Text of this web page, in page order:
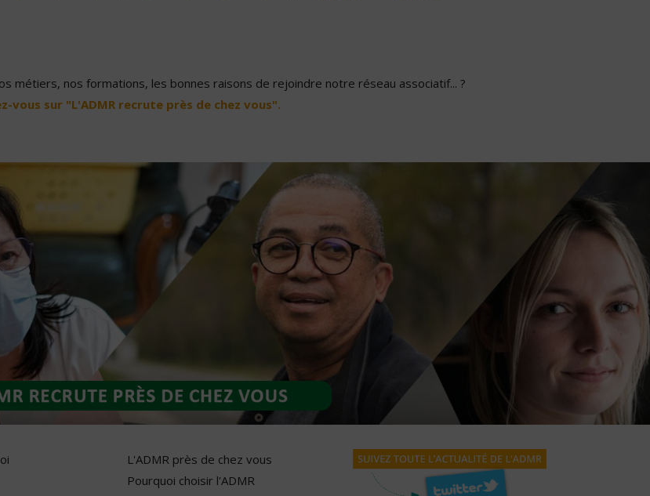
métiers, nos formations, les bonnes raisons de rejoindre notre réseau associatif... ?
vous sur "L'ADMR recrute près de chez vous".
L'ADMR près de chez vous
Pourquoi choisir l'ADMR